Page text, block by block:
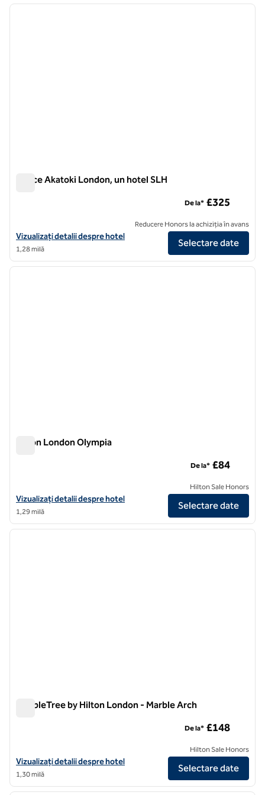
1 din 7
Prince Akatoki London, un hotel SLH
Vizualizați detaliile hotelului pentru The Prince Akatoki London, un
Vizualizați detalii despre hotel
1,28 milă
De la* £325
Reducere Honors la achiziția în avans
Selectare date
1/12
1 din 12
Hilton London Olympia
Vizualizați detaliile hotelului Hilton London Olympia
Vizualizați detalii despre hotel
1,29 milă
De la* £84
Hilton Sale Honors
Selectare date
1/12
1 din 12
DoubleTree by Hilton London - Marble Arch
Vizualizați detaliile hotelului DoubleTree by Hilton London - Marble
Vizualizați detalii despre hotel
1,30 milă
De la* £148
Hilton Sale Honors
Selectare date
1/12